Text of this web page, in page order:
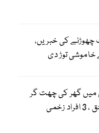
چھوڑنے کی خبریں،
توڑ دی
میں گھر کی چھت گر